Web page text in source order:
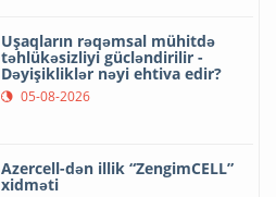
Uşaqların rəqəmsal mühitdə
təhlükəsizliyi gücləndirilir -
Dəyişikliklər nəyi ehtiva edir?
05-08-2026
Azercell-dən illik “ZengimCELL”
xidməti